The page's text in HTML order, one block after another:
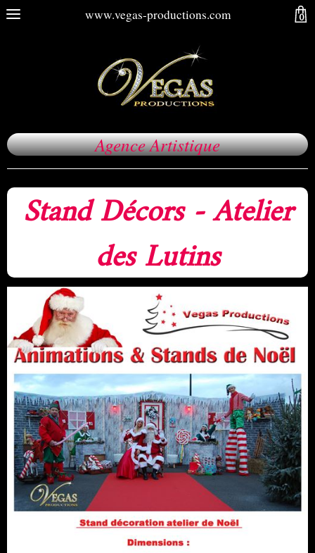
www.vegas-productions.com
Agence Artistique
Stand Décors - Atelier
des Lutins
0